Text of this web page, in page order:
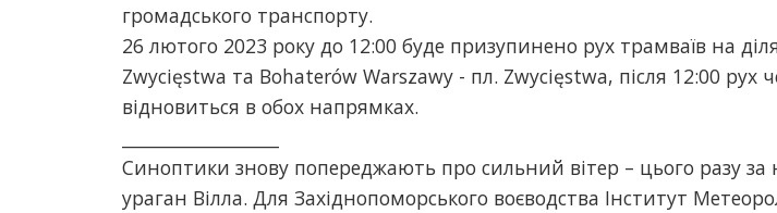
громадського транспорту.
26 лютого 2023 року до 12:00 буде призупинено рух трамваїв на
Zwycięstwa та Bohaterów Warszawy - пл. Zwycięstwa, після 12:00 рух
відновиться в обох напрямках.
Синоптики знову попереджають про сильний вітер – цього разу за
ураган Вілла. Для Західнопоморського воєводства Інститут